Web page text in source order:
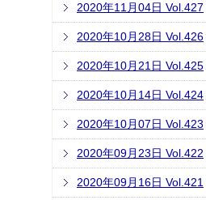
2020年11月04日 Vol.427
2020年10月28日 Vol.426
2020年10月21日 Vol.425
2020年10月14日 Vol.424
2020年10月07日 Vol.423
2020年09月23日 Vol.422
2020年09月16日 Vol.421